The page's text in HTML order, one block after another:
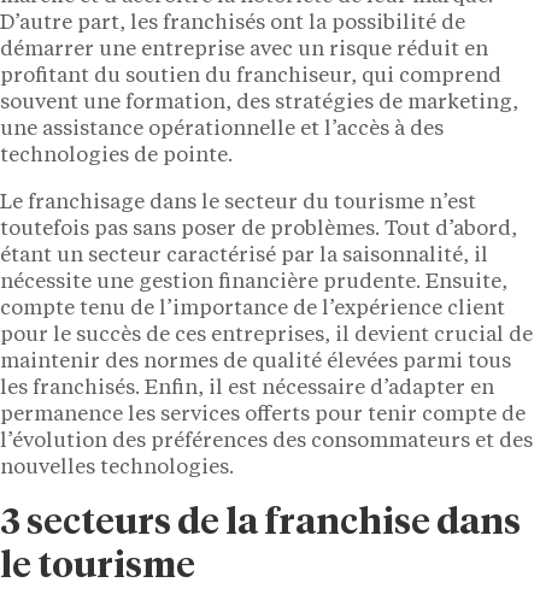
D’autre part, les franchisés ont la possibilité de
démarrer une entreprise avec un risque réduit en
profitant du soutien du franchiseur, qui comprend
souvent une formation, des stratégies de marketing,
une assistance opérationnelle et l’accès à des
technologies de pointe.
Le franchisage dans le secteur du tourisme n’est
toutefois pas sans poser de problèmes. Tout d’abord,
étant un secteur caractérisé par la saisonnalité, il
nécessite une gestion financière prudente. Ensuite,
compte tenu de l’importance de l’expérience client
pour le succès de ces entreprises, il devient crucial de
maintenir des normes de qualité élevées parmi tous
les franchisés. Enfin, il est nécessaire d’adapter en
permanence les services offerts pour tenir compte de
l’évolution des préférences des consommateurs et des
nouvelles technologies.
3 secteurs de la franchise dans
le tourisme